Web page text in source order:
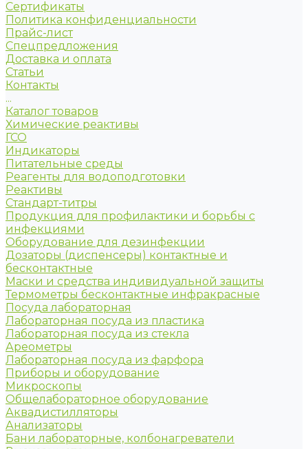
Сертификаты
Политика конфиденциальности
Прайс-лист
Спецпредложения
Доставка и оплата
Статьи
Контакты
...
Каталог товаров
Химические реактивы
ГСО
Индикаторы
Питательные среды
Реагенты для водоподготовки
Реактивы
Стандарт-титры
Продукция для профилактики и борьбы с
инфекциями
Оборудование для дезинфекции
Дозаторы (диспенсеры) контактные и
бесконтактные
Маски и средства индивидуальной защиты
Термометры бесконтактные инфракрасные
Посуда лабораторная
Лабораторная посуда из пластика
Лабораторная посуда из стекла
Ареометры
Лабораторная посуда из фарфора
Приборы и оборудование
Микроскопы
Общелабораторное оборудование
Аквадистилляторы
Анализаторы
Бани лабораторные, колбонагреватели